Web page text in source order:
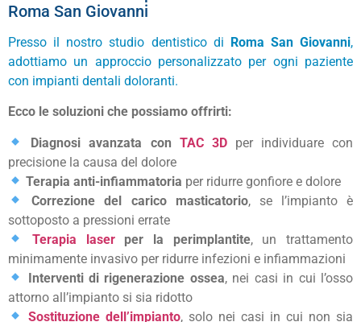
Roma San Giovanni
Presso il nostro studio dentistico di Roma San Giovanni,
adottiamo un approccio personalizzato per ogni paziente
con impianti dentali doloranti.
Ecco le soluzioni che possiamo offrirti:
Diagnosi avanzata con TAC 3Dper individuare con
precisione la causa del dolore
Terapia anti-infiammatoria per ridurre gonfiore e dolore
Correzione del carico masticatorio, se l’impianto è
sottoposto a pressioni errate
Terapia laserper la perimplantite, un trattamento
minimamente invasivo per ridurre infezioni e infiammazioni
Interventi di rigenerazione ossea, nei casi in cui l’osso
attorno all’impianto si sia ridotto
Sostituzione dell’impianto, solo nei casi in cui non sia